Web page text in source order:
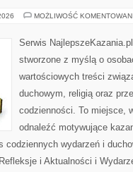
MOŻLIWOŚĆ
Serwis
stworzone z myślą o
wartościowych treści
duchowym, religią oraz
codzienności. To miejsce,
odnaleźć motywujące
codziennych wydarzeń i
i Aktualności i